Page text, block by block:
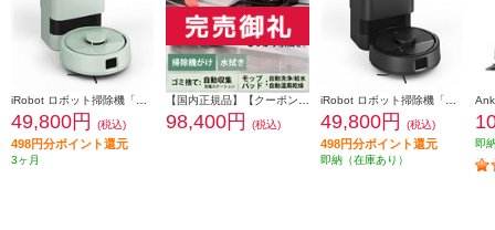
49,800円 (税込)
498円分ポイント還元
3ヶ月
98,400円 (税込) 49,800円 (税込)
498円分ポイント還元
即納（在庫あり）
即